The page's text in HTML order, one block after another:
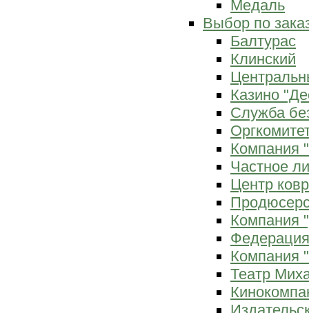
Медаль
Выбор по
Балтурас
Клинский
Казино
Служба
Компания
Частное
Центр
Компания
Компания
Театр